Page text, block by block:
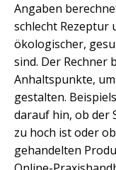
Angaben
schlecht Rezeptur
ökologischer,
sind. Der Rechner
Anhaltspunkte,
gestalten.
darauf hin, ob der
zu hoch ist oder
gehandelten